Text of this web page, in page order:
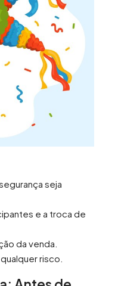
seja
e a troca de
da venda.
risco.